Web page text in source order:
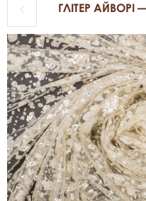
ГЛІТЕР АЙВОРІ